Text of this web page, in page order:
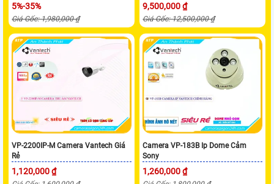
5%-35%
Giá Gốc: 1,980,000 ₫
9,500,000 ₫
Giá Gốc: 12,500,000 ₫
VP-2200IP-M Camera Vantech Giá
Rẻ
1,120,000 ₫
Camera VP-183B Ip Dome Cảm
Sony
1,260,000 ₫